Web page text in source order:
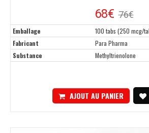
68€ 76€
Emballage
100 tabs (250 mcg/
Fabricant
Para Pharma
Substance
Methyltrienolone
AJOUT AU PANIER